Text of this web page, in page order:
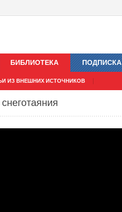
БИБЛИОТЕКА
ИЗ ВНЕШНИХ ИСТОЧНИКОВ
ПОДПИСКА